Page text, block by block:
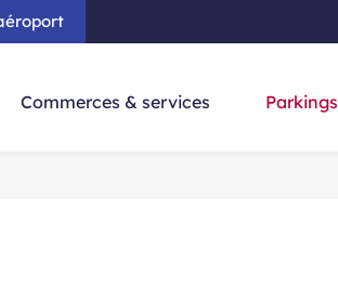
principal - Aller à la navigation -
Commerces & services Parkings